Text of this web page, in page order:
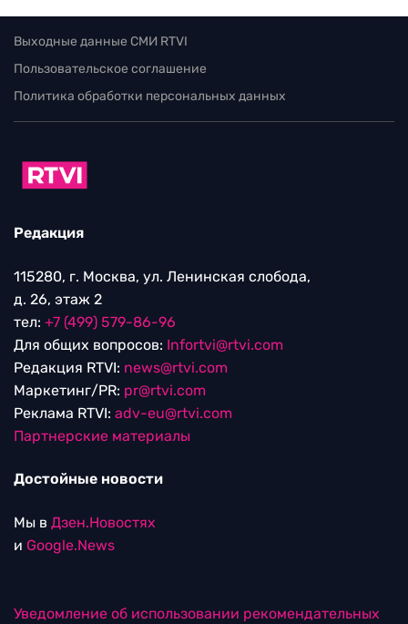
Выходные данные СМИ RTVI
Пользовательское соглашение
Политика обработки персональных данных
Редакция
115280, г. Москва, ул. Ленинская слобода,
д. 26, этаж 2
тел: +7 (499) 579-86-96
Для общих вопросов: Infortvi@rtvi.com
Редакция RTVI: news@rtvi.com
Маркетинг/PR: pr@rtvi.com
Реклама RTVI: adv-eu@rtvi.com
Партнерские материалы
Достойные новости
Мы в Дзен.Новостях
и Google.News
Уведомление об использовании рекомендательных